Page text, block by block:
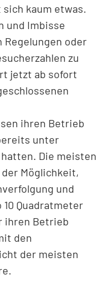
sich kaum etwas.
und Imbisse
Regelungen oder
zu
jetzt ab sofort
ihren Betrieb
unter
Die meisten
Möglichkeit,
und
Quadratmeter
ihren Betrieb
den
der meisten